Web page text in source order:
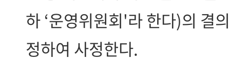
하 ‘운영위원회'라 한다)의 결
정하여 사정한다.